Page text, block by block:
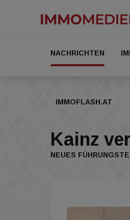
NACHRICHTEN
IMMOFLASH.AT
Kainz
NEUES